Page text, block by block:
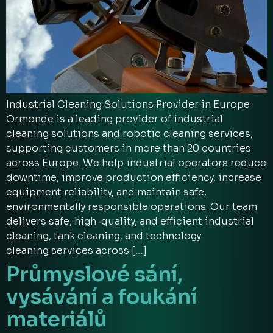
Industrial Cleaning Solutions Provider in Europe
Ormonde is a leading provider of industrial
cleaning solutions and robotic cleaning services,
supporting customers in more than 20 countries
across Europe. We help industrial operators reduce
downtime, improve production efficiency, increase
equipment reliability, and maintain safe,
environmentally responsible operations. Our team
delivers safe, high-quality, and efficient industrial
cleaning, tank cleaning, and technology
cleaning services across […]
Průmyslové sání,
vysávání a foukání
materiálů